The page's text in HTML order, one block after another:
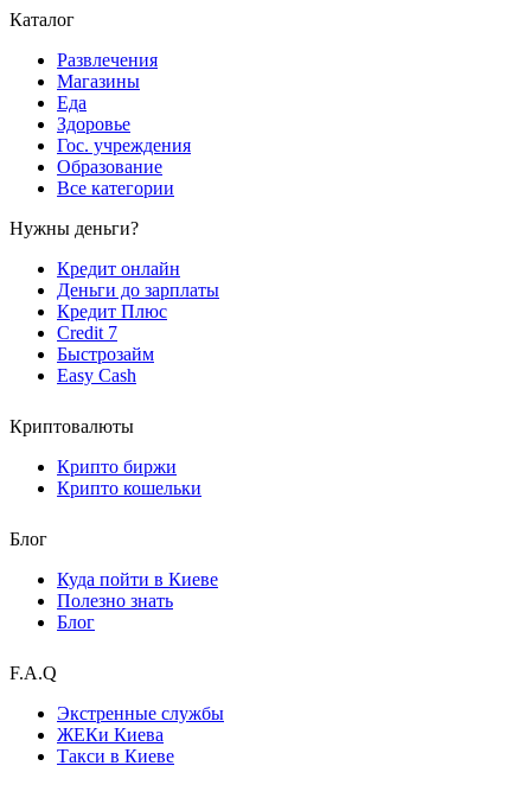
Каталог
Развлечения
Магазины
Еда
Здоровье
Гос. учреждения
Образование
Все категории
Нужны деньги?
Кредит онлайн
Деньги до зарплаты
Кредит Плюс
Credit 7
Быстрозайм
Easy Cash
Криптовалюты
Крипто биржи
Крипто кошельки
Блог
Куда пойти в Киеве
Полезно знать
Блог
F.A.Q
Экстренные службы
ЖЕКи Киева
Такси в Киеве